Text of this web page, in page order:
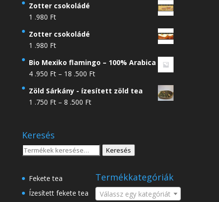
Zotter csokoládé
1 .980 Ft
Zotter csokoládé
1 .980 Ft
Bio Mexiko flamingo – 100% Arabica
4 .950 Ft – 18 .500 FtÁrtartomány:
.950 Ft
Zöld Sárkány - ízesített zöld tea
1 .750 Ft – 8 .500 FtÁrtartomány:
8
.500 Ft
Keresés
Keresés
Keresés
Fekete tea
Ízesített fekete tea
Termékkategóriák
Válassz egy kategóriát